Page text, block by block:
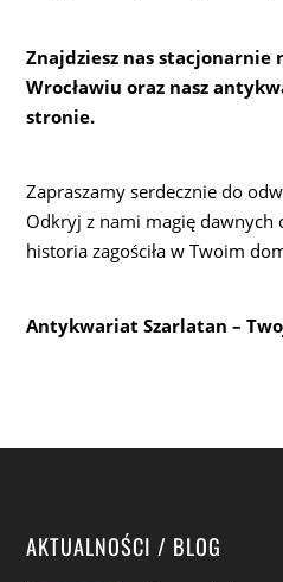
Znajdziesz nas stacjonarnie
Wrocławiu oraz nasz
stronie.
Zapraszamy serdecznie do
Odkryj z nami magię dawnych
historia zagościła w Twoim
Antykwariat Szarlatan –
AKTUALNOŚCI / BLOG